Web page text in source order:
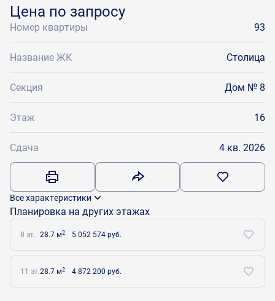
Цена по запросу
Номер квартиры 93
Название ЖК Столица
Секция Дом № 8
Этаж 16
Сдача 4 кв. 2026
Все характеристики
Планировка на других этажах
8 эт. 28.7 м2 5 052 574 руб.
11 эт.28.7 м2 4 872 200 руб.